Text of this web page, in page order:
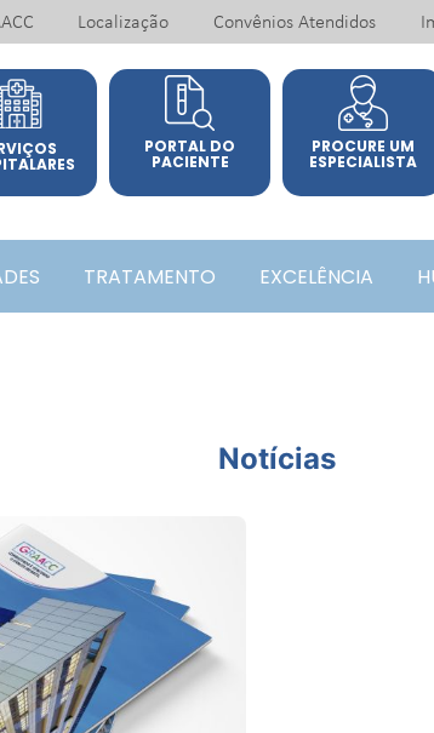
Localização Convênios Atendidos
PORTAL DO
PACIENTE
PROCURE UM
ESPECIALISTA
TRATAMENTO EXCELÊNCIA
Notícias